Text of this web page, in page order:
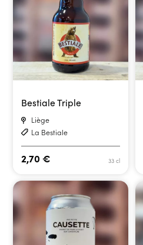
Bestiale Triple
Liège
La Bestiale
33 cl
2,70€